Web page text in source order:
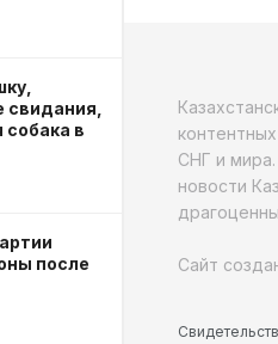
в
после
СНГ и
новости
Сайт